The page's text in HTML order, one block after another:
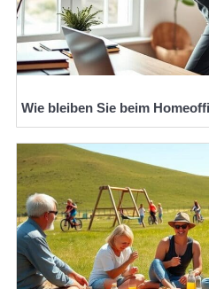
Wie bleiben Sie beim